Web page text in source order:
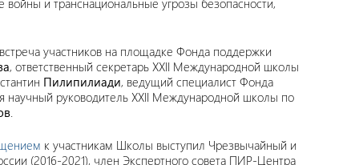
и транснациональные угрозы безопасности,
участников на площадке Фонда поддержки
, ответственный секретарь XXII Международной школы
Пилипилиади, ведущий специалист Фонда
научный руководитель XXII Международной школы по
.
к участникам Школы выступил Чрезвычайный и
(2016-2021), член Экспертного совета ПИР-Центра